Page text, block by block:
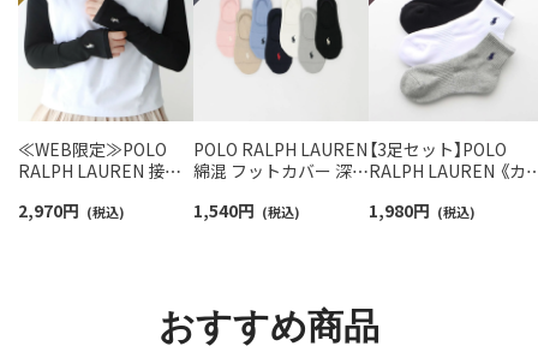
≪WEB限定≫POLO
RALPH LAUREN 接触
ームカバー ＆ レッグウ
2,970円 (税込)
POLO RALPH LAUREN
綿混 フットカバー 深履
カバーソックス レディ
1,540円 (税込)
【3足セット】POLO
RALPH LAUREN 《カ
アーチサポート ワンポ
1,980円 (税込)
おすすめ商品